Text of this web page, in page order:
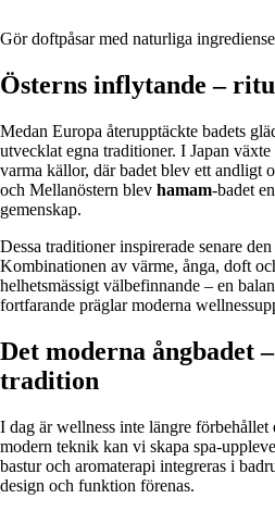
Gör doftpåsar med naturliga
Österns inflytande –
Medan Europa återupptäckte badets
utvecklat egna traditioner. I Japan växte
varma källor, där badet blev ett andligt
och Mellanöstern blev hamam-badet
gemenskap.
Dessa traditioner inspirerade senare
Kombinationen av värme, ånga, doft
helhetsmässigt välbefinnande – en
fortfarande präglar moderna
Det moderna ångbadet
tradition
I dag är wellness inte längre
modern teknik kan vi skapa spa-
bastur och aromaterapi integreras i
design och funktion förenas.